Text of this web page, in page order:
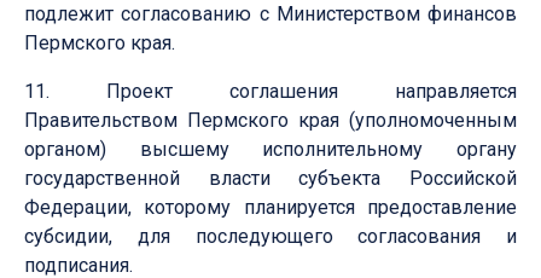
подлежит согласованию с Министерством финансов
Пермского края.
11. Проект соглашения направляется
Правительством Пермского края (уполномоченным
органом) высшему исполнительному органу
государственной власти субъекта Российской
Федерации, которому планируется предоставление
субсидии, для последующего согласования и
подписания.